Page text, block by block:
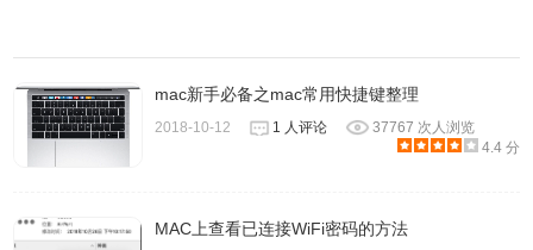
同样可以自定义重复天数以及开机时间。
mac新手必备之mac常用快捷键整理
2018-10-12 1 人评论
37767 次人浏览
4.4 分
MAC上查看已连接WiFi密码的方法